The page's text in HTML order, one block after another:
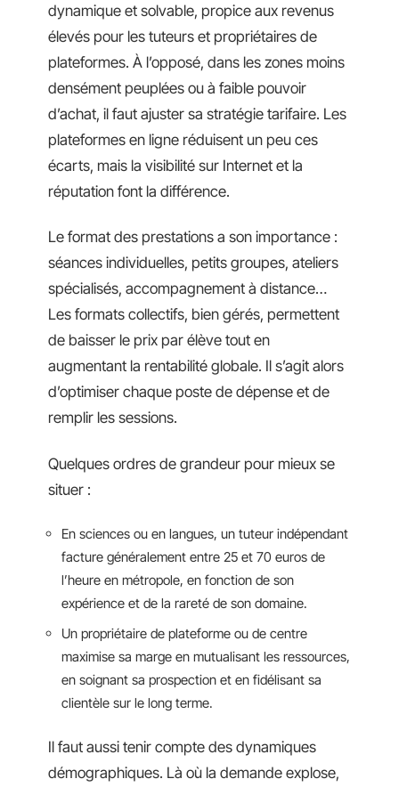
dynamique et solvable, propice aux revenus
élevés pour les tuteurs et propriétaires de
plateformes. À l’opposé, dans les zones moins
densément peuplées ou à faible pouvoir
d’achat, il faut ajuster sa stratégie tarifaire. Les
plateformes en ligne réduisent un peu ces
écarts, mais la visibilité sur Internet et la
réputation font la différence.
Le format des prestations a son importance :
séances individuelles, petits groupes, ateliers
spécialisés, accompagnement à distance…
Les formats collectifs, bien gérés, permettent
de baisser le prix par élève tout en
augmentant la rentabilité globale. Il s’agit alors
d’optimiser chaque poste de dépense et de
remplir les sessions.
Quelques ordres de grandeur pour mieux se
situer :
En sciences ou en langues, un tuteur indépendant
facture généralement entre 25 et 70 euros de
l’heure en métropole, en fonction de son
expérience et de la rareté de son domaine.
Un propriétaire de plateforme ou de centre
maximise sa marge en mutualisant les ressources,
en soignant sa prospection et en fidélisant sa
clientèle sur le long terme.
Il faut aussi tenir compte des dynamiques
démographiques. Là où la demande explose,